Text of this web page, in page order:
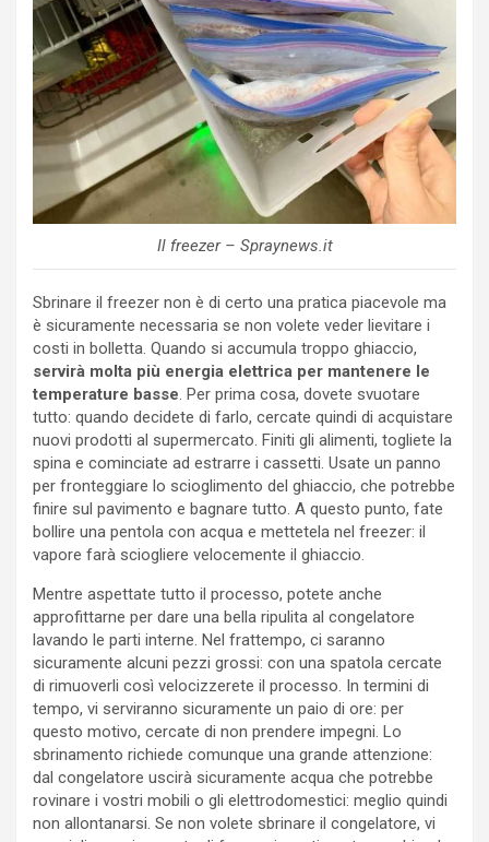
Il freezer – Spraynews.it
Sbrinare il freezer non è di certo una pratica piacevole ma
è sicuramente necessaria se non volete veder lievitare i
costi in bolletta. Quando si accumula troppo ghiaccio,
servirà molta più energia elettrica per mantenere le
temperature basse. Per prima cosa, dovete svuotare
tutto: quando decidete di farlo, cercate quindi di acquistare
nuovi prodotti al supermercato. Finiti gli alimenti, togliete la
spina e cominciate ad estrarre i cassetti. Usate un panno
per fronteggiare lo scioglimento del ghiaccio, che potrebbe
finire sul pavimento e bagnare tutto. A questo punto, fate
bollire una pentola con acqua e mettetela nel freezer: il
vapore farà sciogliere velocemente il ghiaccio.
Mentre aspettate tutto il processo, potete anche
approfittarne per dare una bella ripulita al congelatore
lavando le parti interne. Nel frattempo, ci saranno
sicuramente alcuni pezzi grossi: con una spatola cercate
di rimuoverli così velocizzerete il processo. In termini di
tempo, vi serviranno sicuramente un paio di ore: per
questo motivo, cercate di non prendere impegni. Lo
sbrinamento richiede comunque una grande attenzione:
dal congelatore uscirà sicuramente acqua che potrebbe
rovinare i vostri mobili o gli elettrodomestici: meglio quindi
non allontanarsi. Se non volete sbrinare il congelatore, vi